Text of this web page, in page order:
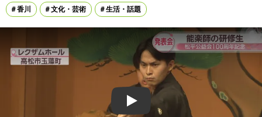
香川
文化・芸術 生活・話題
Play